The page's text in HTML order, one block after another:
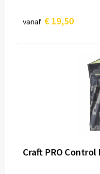
vanaf € 19,50
Craft PRO Control